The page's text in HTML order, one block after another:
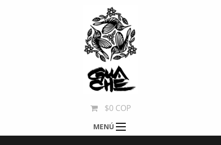
$0 COP
MENÚ